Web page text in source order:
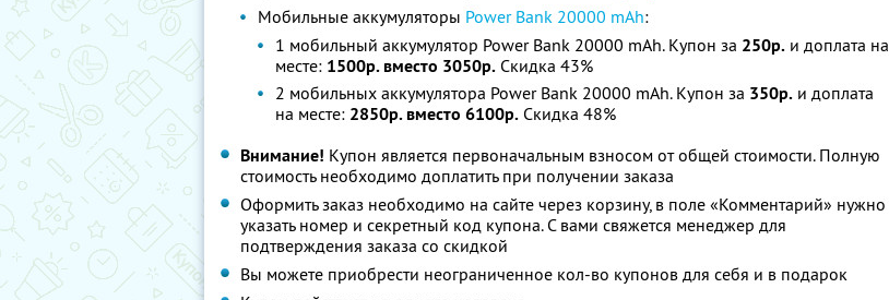
Мобильные аккумуляторы Power Bank 20000 mAh:
1 мобильный аккумулятор Power Bank 20000 mAh. Купон за 250р. и доплата на
месте: 1500р. вместо 3050р. Скидка 43%
2 мобильных аккумулятора Power Bank 20000 mAh. Купон за 350р. и доплата
на месте: 2850р. вместо 6100р. Скидка 48%
Внимание! Купон является первоначальным взносом от общей стоимости. Полную
стоимость необходимо доплатить при получении заказа
Оформить заказ необходимо на сайте через корзину, в поле «Комментарий» нужно
указать номер и секретный код купона. С вами свяжется менеджер для
подтверждения заказа со скидкой
Вы можете приобрести неограниченное кол-во купонов для себя и в подарок